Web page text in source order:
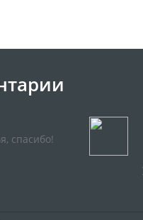
спасибо!